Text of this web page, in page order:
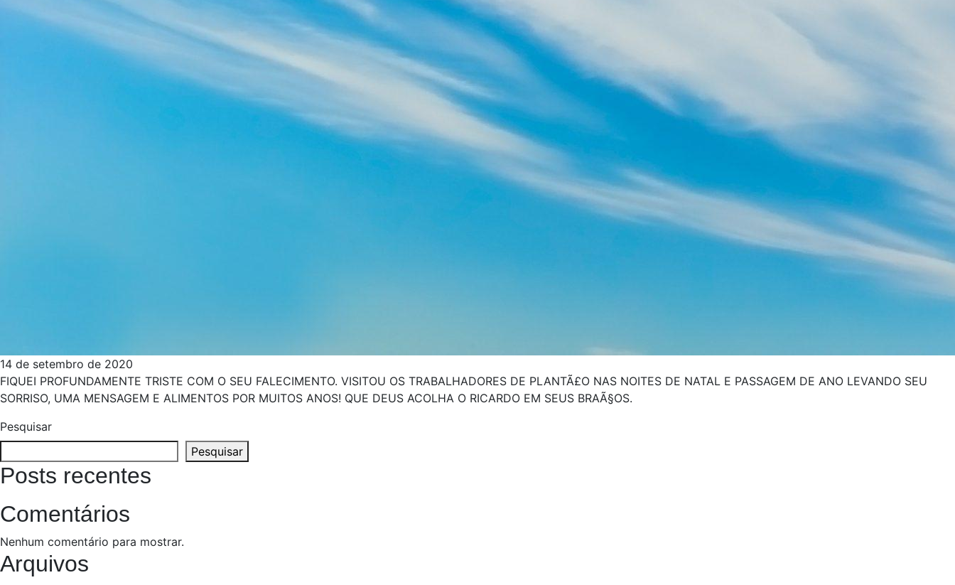
14 de setembro de 2020
FIQUEI PROFUNDAMENTE TRISTE COM O SEU FALECIMENTO. VISITOU OS TRABALHADORES DE PLANTÃ£O NAS NOITES DE NATAL E PASSAGEM DE ANO LEVANDO SEU
SORRISO, UMA MENSAGEM E ALIMENTOS POR MUITOS ANOS! QUE DEUS ACOLHA O RICARDO EM SEUS BRAÃ§OS.
Pesquisar
Pesquisar
Posts recentes
Comentários
Nenhum comentário para mostrar.
Arquivos